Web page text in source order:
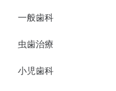
一般歯科
虫歯治療
小児歯科